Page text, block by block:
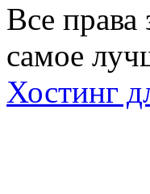
Все
самое
Хостинг